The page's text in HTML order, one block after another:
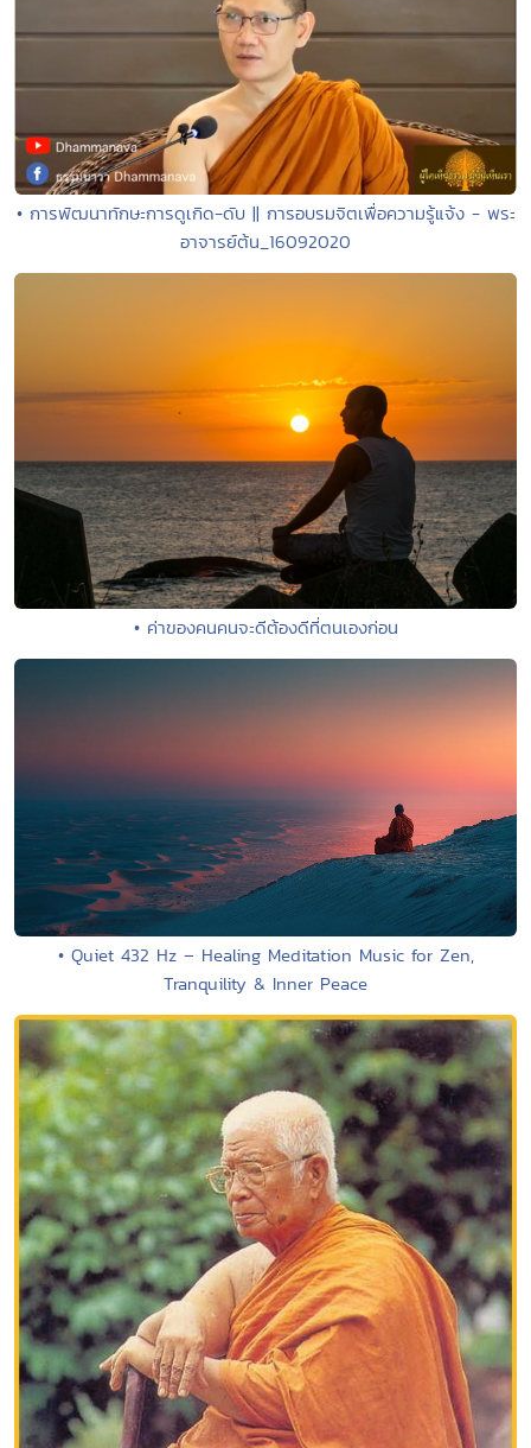
• การพัฒนาทักษะการดูเกิด-ดับ || การอบรมจิตเพื่อความรู้แจ้ง - พระ
อาจารย์ต้น_16092020
• ค่าของคนคนจะดีต้องดีที่ตนเองก่อน
• Quiet 432 Hz – Healing Meditation Music for Zen,
Tranquility & Inner Peace